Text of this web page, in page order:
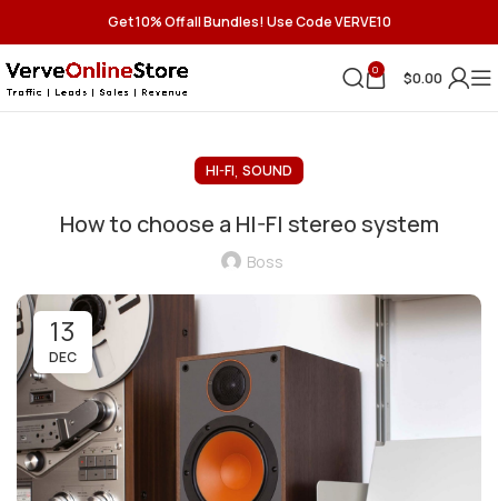
Get 10% Off all Bundles! Use Code VERVE10
0 $0.00
HI-FI, SOUND
How to choose a HI-FI stereo system
Boss
13
DEC